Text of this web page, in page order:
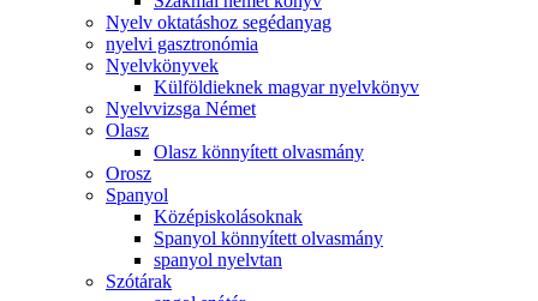
Nyelv oktatáshoz segédanyag
nyelvi gasztronómia
Nyelvkönyvek
Külföldieknek magyar nyelvkönyv
Nyelvvizsga Német
Olasz
Olasz könnyített olvasmány
Orosz
Spanyol
Középiskolásoknak
Spanyol könnyített olvasmány
spanyol nyelvtan
Szótárak